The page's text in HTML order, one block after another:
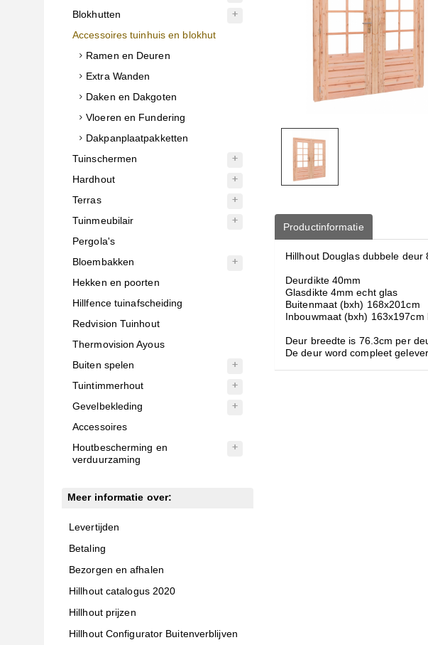
Blokhutten
Accessoires tuinhuis en blokhut
Ramen en Deuren
Extra Wanden
Daken en Dakgoten
Vloeren en Fundering
Dakpanplaatpakketten
Tuinschermen
Hardhout
Terras
Tuinmeubilair
Pergola's
Bloembakken
Hekken en poorten
Hillfence tuinafscheiding
Redvision Tuinhout
Thermovision Ayous
Buiten spelen
Tuintimmerhout
Gevelbekleding
Accessoires
Houtbescherming en
verduurzaming
Meer informatie over:
Levertijden
Betaling
Bezorgen en afhalen
Hillhout catalogus 2020
Hillhout prijzen
Hillhout Configurator Buitenverblijven
Productinformatie
Hillhout Douglas dubbele deur
Deurdikte 40mm
Glasdikte 4mm echt glas
Buitenmaat (bxh) 168x201cm
Inbouwmaat (bxh)
Deur breedte is 76.3cm per
De deur word compleet